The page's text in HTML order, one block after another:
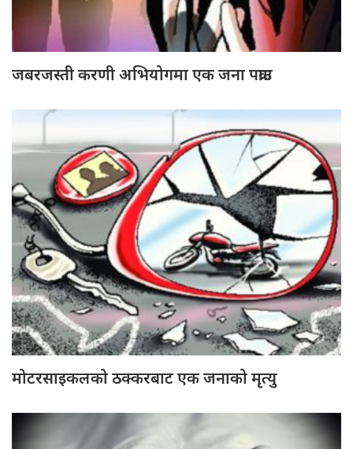
जबरजस्ती करणी अभियोगमा एक जना पक्राउ
मोटरसाइकलको ठक्करबाट एक जनाको मृत्यु